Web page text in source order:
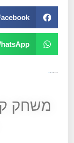
משחק